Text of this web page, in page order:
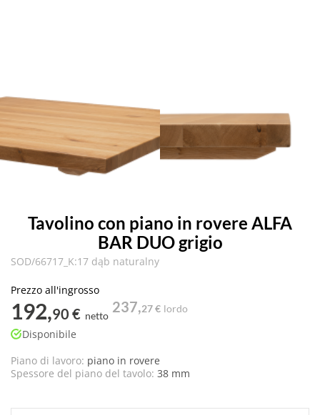
Tavolino con piano in rovere ALFA
BAR DUO grigio
SOD/66717_K:17 dąb naturalny
Prezzo all'ingrosso
192,90 € netto
237,27 € lordo
Disponibile
Piano di lavoro: piano in rovere
Spessore del piano del tavolo: 38 mm